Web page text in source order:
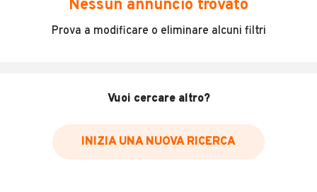
Incidenti in cui è stato coinvolto il veicolo
Data e luogo delle revisioni effettuate
Inserisci il numero di targa per verificare la disponibilità
Nessun annuncio trovato
Prova a modificare o eliminare alcuni filtri
Vuoi cercare altro?
INIZIA UNA NUOVA RICERCA